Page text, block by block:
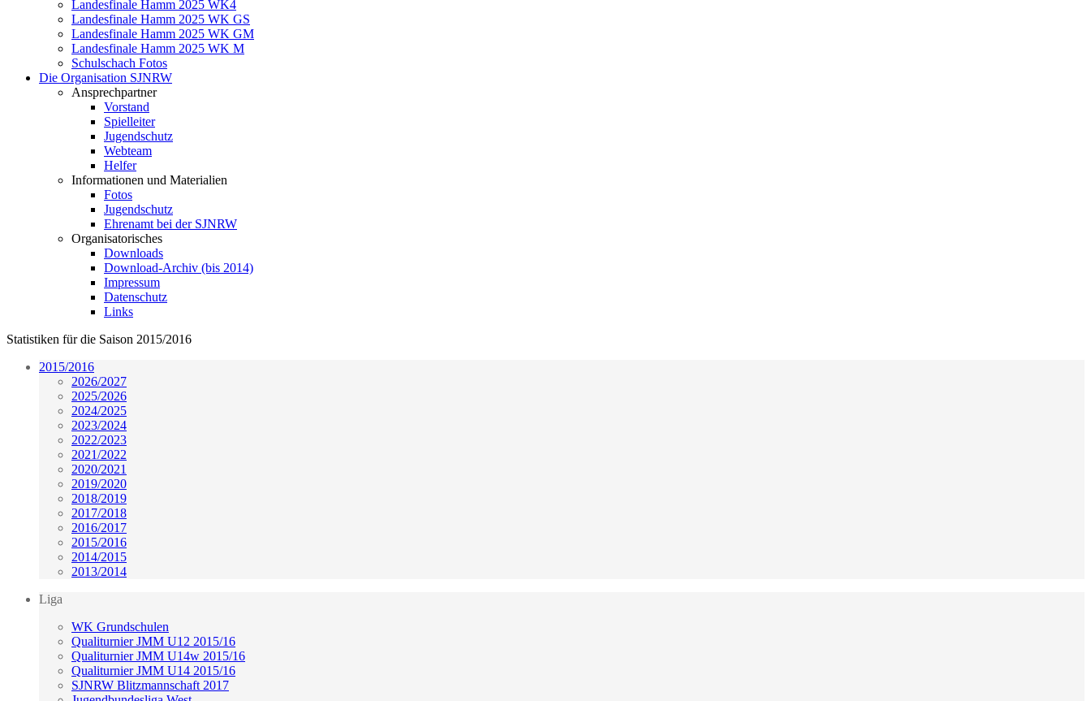
Landesfinale Hamm 2025 WK4
Landesfinale Hamm 2025 WK GS
Landesfinale Hamm 2025 WK GM
Landesfinale Hamm 2025 WK M
Schulschach Fotos
Die Organisation SJNRW
Ansprechpartner
Vorstand
Spielleiter
Jugendschutz
Webteam
Helfer
Informationen und Materialien
Fotos
Jugendschutz
Ehrenamt bei der SJNRW
Organisatorisches
Downloads
Download-Archiv (bis 2014)
Impressum
Datenschutz
Links
Statistiken für die Saison 2015/2016
2015/2016
2026/2027
2025/2026
2024/2025
2023/2024
2022/2023
2021/2022
2020/2021
2019/2020
2018/2019
2017/2018
2016/2017
2015/2016
2014/2015
2013/2014
Liga
WK Grundschulen
Qualiturnier JMM U12 2015/16
Qualiturnier JMM U14w 2015/16
Qualiturnier JMM U14 2015/16
SJNRW Blitzmannschaft 2017